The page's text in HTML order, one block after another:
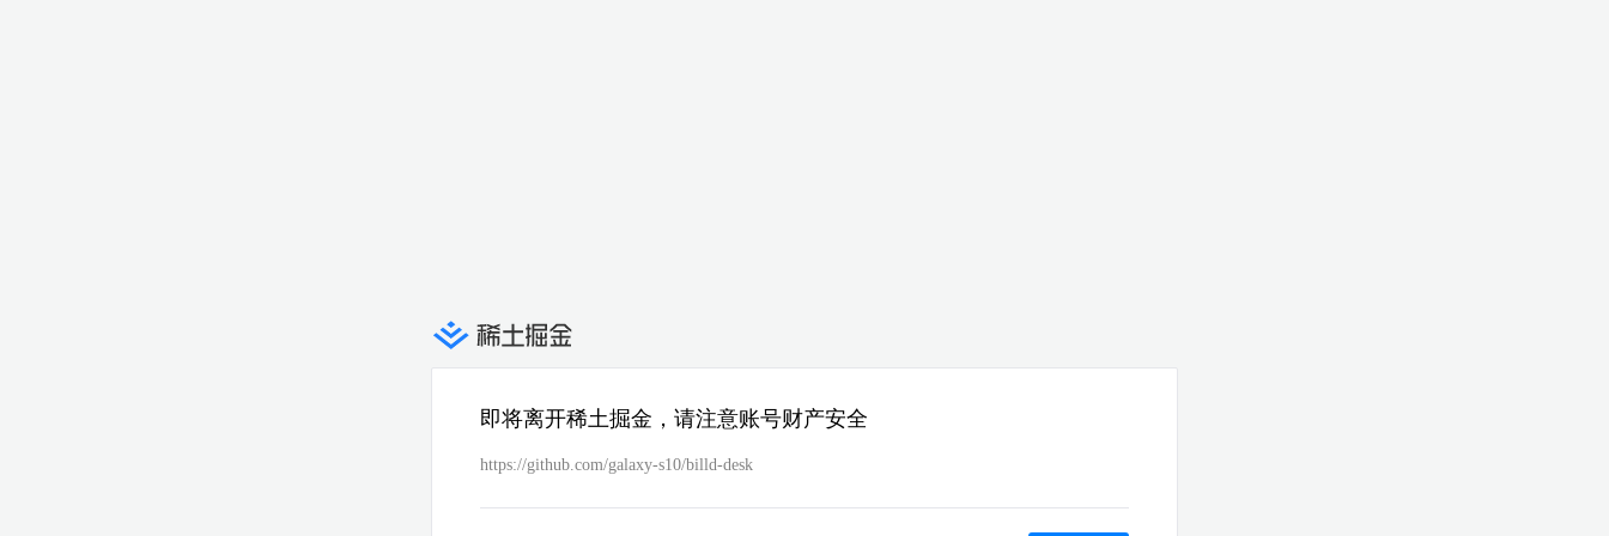
即将离开稀土掘金，请注意账号财产安全
https://github.com/galaxy-s10/billd-desk